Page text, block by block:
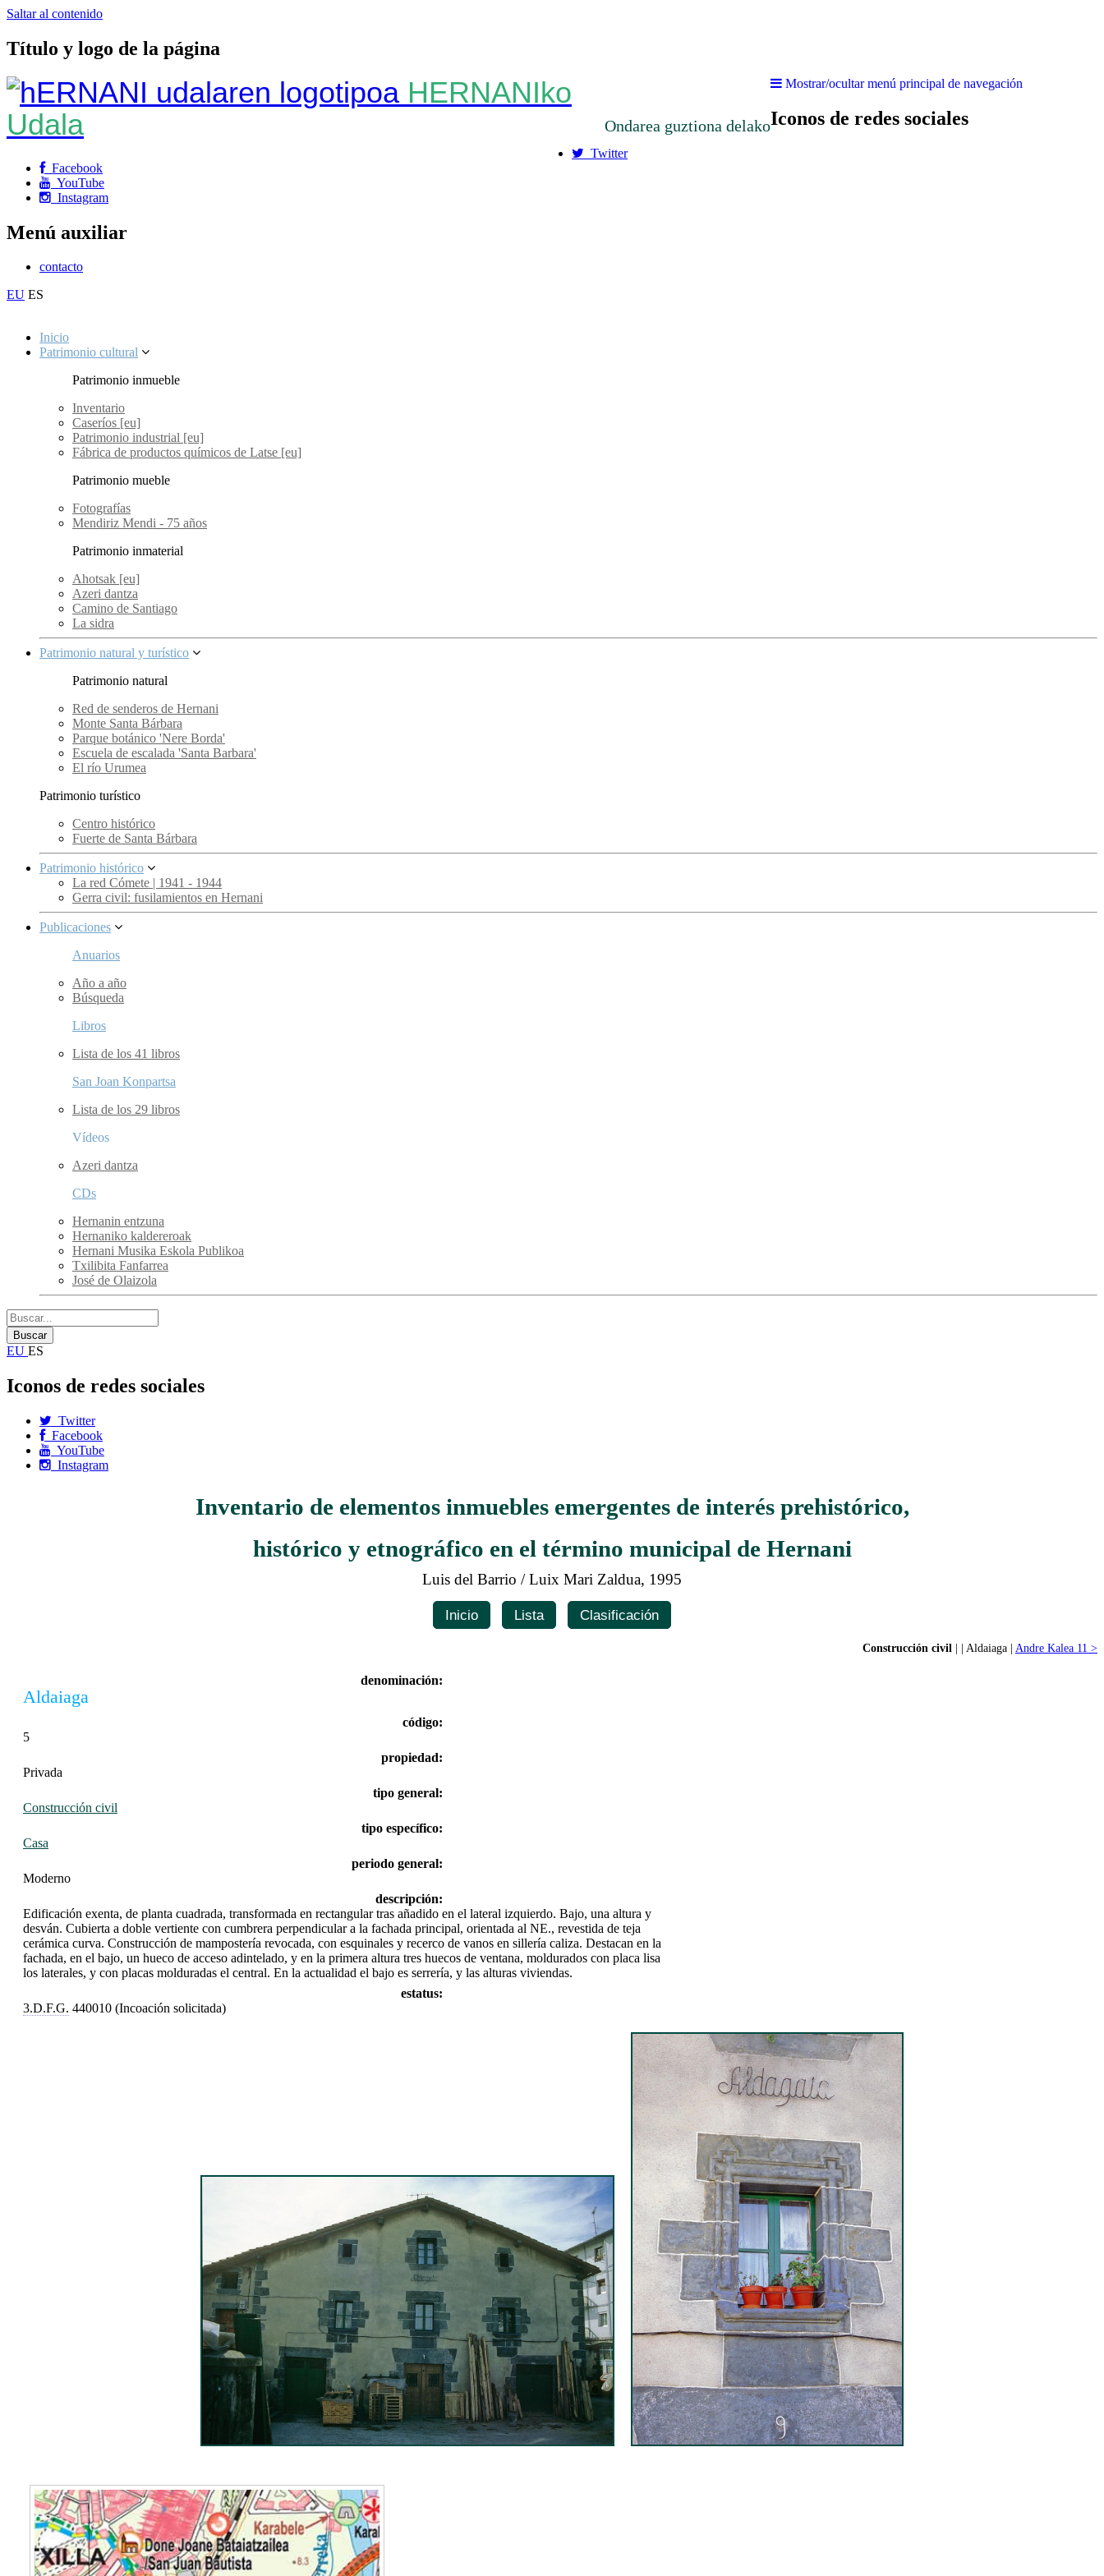
Saltar al contenido
Título y logo de la página
HERNANIko
Udala
Ondarea guztiona delako
Mostrar/ocultar menú principal de navegación
Iconos de redes sociales
Twitter
Facebook
YouTube
Instagram
Menú auxiliar
contacto
EU ES
Inicio
Patrimonio cultural
Patrimonio inmueble
Inventario
Caseríos [eu]
Patrimonio industrial [eu]
Fábrica de productos químicos de Latse [eu]
Patrimonio mueble
Fotografías
Mendiriz Mendi - 75 años
Patrimonio inmaterial
Ahotsak [eu]
Azeri dantza
Camino de Santiago
La sidra
Patrimonio natural y turístico
Patrimonio natural
Red de senderos de Hernani
Monte Santa Bárbara
Parque botánico 'Nere Borda'
Escuela de escalada 'Santa Barbara'
El río Urumea
Patrimonio turístico
Centro histórico
Fuerte de Santa Bárbara
Patrimonio histórico
La red Cómete | 1941 - 1944
Gerra civil: fusilamientos en Hernani
Publicaciones
Anuarios
Año a año
Búsqueda
Libros
Lista de los 41 libros
San Joan Konpartsa
Lista de los 29 libros
Vídeos
Azeri dantza
CDs
Hernanin entzuna
Hernaniko kaldereroak
Hernani Musika Eskola Publikoa
Txilibita Fanfarrea
José de Olaizola
EU ES
Iconos de redes sociales
Twitter
Facebook
YouTube
Instagram
Inventario de elementos inmuebles emergentes de interés prehistórico,
histórico y etnográfico en el término municipal de Hernani
Luis del Barrio / Luix Mari Zaldua, 1995
Inicio Lista Clasificación
Construcción civil | | Aldaiaga | Andre Kalea 11 >
denominación:
Aldaiaga
código:
5
propiedad:
Privada
tipo general:
Construcción civil
tipo específico:
Casa
periodo general:
Moderno
descripción:
Edificación exenta, de planta cuadrada, transformada en rectangular tras añadido en el lateral izquierdo. Bajo, una altura y
desván. Cubierta a doble vertiente con cumbrera perpendicular a la fachada principal, orientada al NE., revestida de teja
cerámica curva. Construcción de mampostería revocada, con esquinales y recerco de vanos en sillería caliza. Destacan en la
fachada, en el bajo, un hueco de acceso adintelado, y en la primera altura tres huecos de ventana, moldurados con placa lisa
los laterales, y con placas molduradas el central. En la actualidad el bajo es serrería, y las alturas viviendas.
estatus:
3.D.F.G. 440010 (Incoación solicitada)